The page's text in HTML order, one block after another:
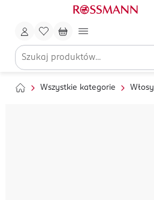
Wszystkie kategorie Włosy